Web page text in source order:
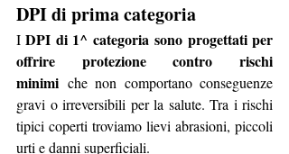
DPI di prima categoria
I DPI di 1^ categoria sono progettati per
offrire protezione contro rischi
minimi che non comportano conseguenze
gravi o irreversibili per la salute. Tra i rischi
tipici coperti troviamo lievi abrasioni, piccoli
urti e danni superficiali.